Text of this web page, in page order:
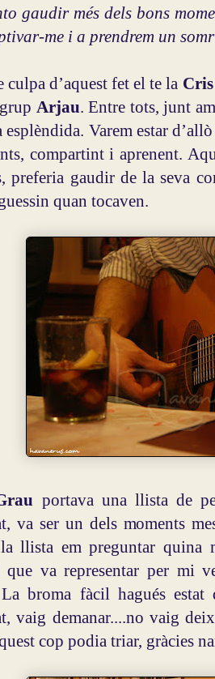
gaudir més dels bons
me i a prendrem un
culpa d’aquest fet el te la
Arjau. Entre tots, junt
esplèndida. Varem estar
compartint i aprenent.
preferia gaudir de la seva
quan tocaven.
portava una llista de
va ser un dels moments
llista em preguntar quina
va representar per mi
broma fàcil hagués estat
vaig demanar....no vaig
cop podia triar, gràcies